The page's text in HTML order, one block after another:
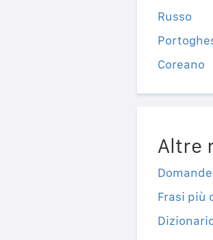
Russo
Coreano
Altre
Frasi più